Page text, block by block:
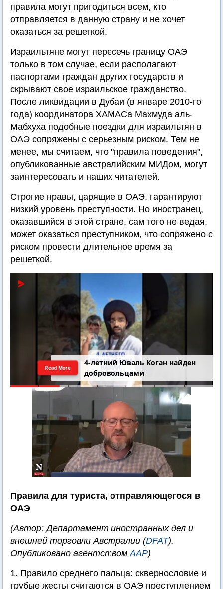
правила могут пригодиться всем, кто
отправляется в данную страну и не хочет
оказаться за решеткой.
Израильтяне могут пересечь границу ОАЭ
только в том случае, если располагают
паспортами граждан других государств и
скрывают свое израильское гражданство.
После ликвидации в Дубаи (в январе 2010-го
года) координатора ХАМАСа Махмуда аль-
Мабхуха подобные поездки для израильтян в
ОАЭ сопряжены с серьезным риском. Тем не
менее, мы считаем, что "правила поведения",
опубликованные австралийским МИДом, могут
заинтересовать и наших читателей.
Строгие нравы, царящие в ОАЭ, гарантируют
низкий уровень преступности. Но иностранец,
оказавшийся в этой стране, сам того не ведая,
может оказаться преступником, что сопряжено с
риском провести длительное время за
решеткой.
4-летний Юваль Коган найден
добровольцами
Read More
Правила для туриста, отправляющегося в
ОАЭ
(Автор: Департамент иностранных дел и
внешней торговли Австралии (DFAT).
Опубликовано агентствомAAP)
1. Правило среднего пальца: сквернословие и
грубые жесты считаются в ОАЭ преступлением